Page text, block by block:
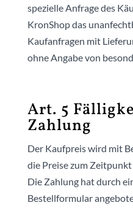
spezielle Anfrage des
KronShop das
Kaufanfragen mit
ohne Angabe von
Art. 5
Zahlung
Der Kaufpreis wird mit
die Preise zum
Die Zahlung hat durch
Bestellformular